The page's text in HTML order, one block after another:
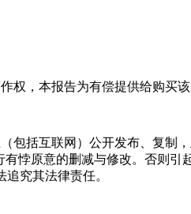
，本报告为有偿提供给购买
括互联网）公开发布、复制
悖原意的删减与修改。否则
究其法律责任。